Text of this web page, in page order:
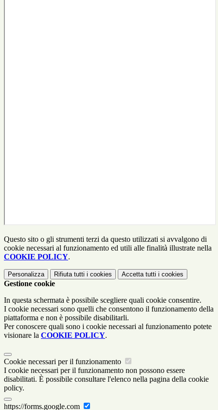
Questo sito o gli strumenti terzi da questo utilizzati si avvalgono di
cookie necessari al funzionamento ed utili alle finalità illustrate nella
COOKIE POLICY.
Personalizza Rifiuta tutti i cookies Accetta tutti i cookies
Gestione cookie
In questa schermata è possibile scegliere quali cookie consentire.
I cookie necessari sono quelli che consentono il funzionamento della
piattaforma e non è possibile disabilitarli.
Per conoscere quali sono i cookie necessari al funzionamento potete
visionare la COOKIE POLICY.
Cookie necessari per il funzionamento
I cookie necessari per il funzionamento non possono essere
disabilitati. È possibile consultare l'elenco nella pagina della cookie
policy.
https://forms.google.com